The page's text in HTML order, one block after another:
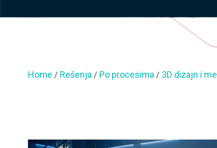
Home / Rešenja / Po procesima / 3D dizajn i